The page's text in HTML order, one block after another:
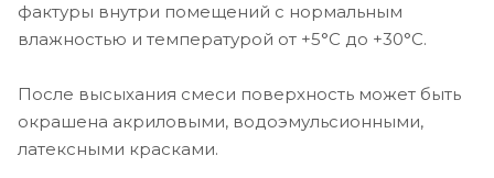
фактуры внутри помещений с нормальным
влажностью и температурой от +5°С до +30°С.
После высыхания смеси поверхность может быть
окрашена акриловыми, водоэмульсионными,
латексными красками.